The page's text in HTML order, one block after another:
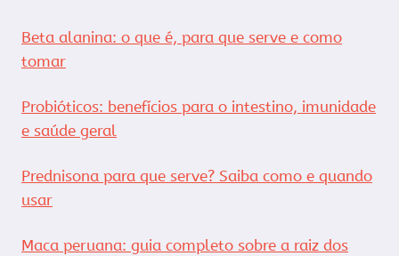
Beta alanina: o que é, para que serve e como
tomar
Probióticos: benefícios para o intestino, imunidade
e saúde geral
Prednisona para que serve? Saiba como e quando
usar
Maca peruana: guia completo sobre a raiz dos